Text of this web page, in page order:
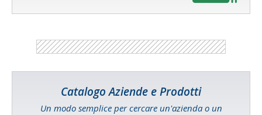
Catalogo Aziende e Prodotti
Un modo semplice per cercare un'azienda o un